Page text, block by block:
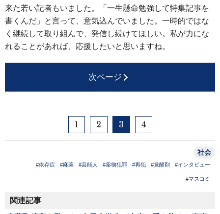
来た若い記者もいました。「一生懸命勉強して特集記事を
書くんだ」と言って、意気込んでいました。一時的ではな
く継続して取り組んで、発信し続けてほしい。私が力にな
れることがあれば、応援したいと思いますね。
次ページ
1 2 3 4
社会
#依存症 #麻薬 #芸能人 #薬物犯罪 #再犯 #覚醒剤 #インタビュー
#マスコミ
関連記事